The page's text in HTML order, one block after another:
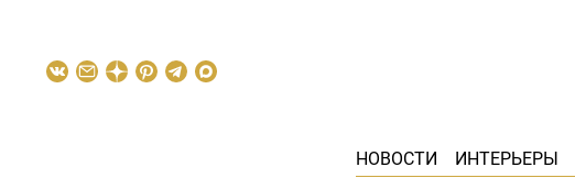
НОВОСТИ ИНТЕРЬЕРЫ